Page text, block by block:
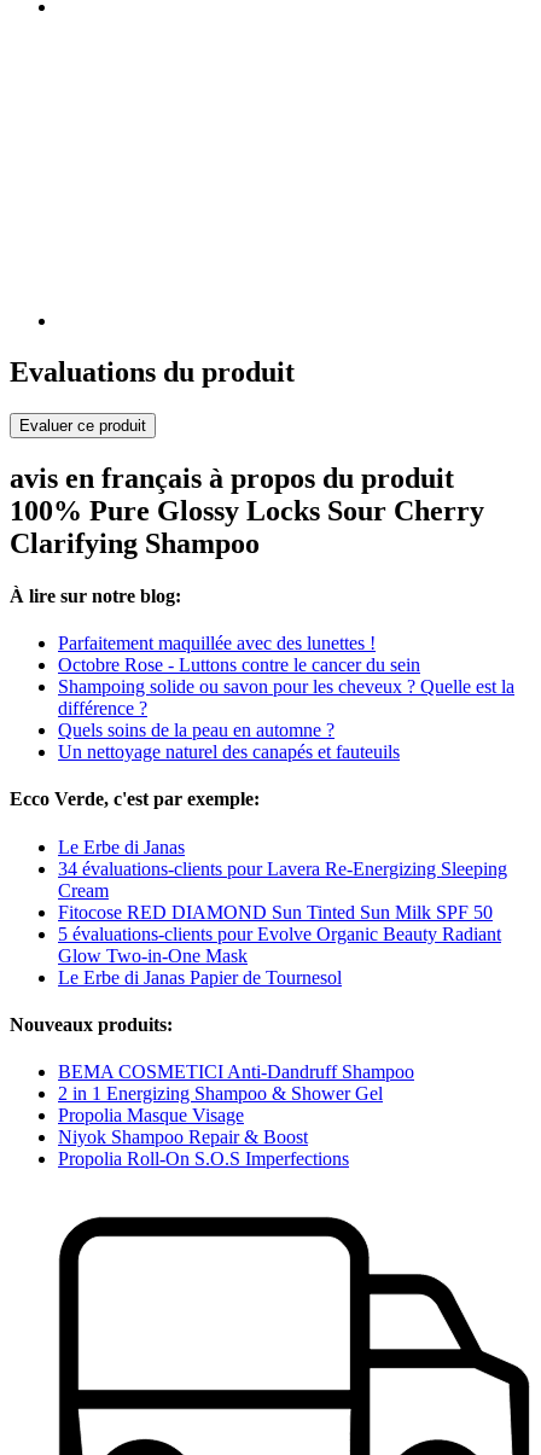
Evaluations du produit
Evaluer ce produit
avis en français à propos du produit
100% Pure Glossy Locks Sour Cherry
Clarifying Shampoo
À lire sur notre blog:
Parfaitement maquillée avec des lunettes !
Octobre Rose - Luttons contre le cancer du sein
Shampoing solide ou savon pour les cheveux ? Quelle est la
différence ?
Quels soins de la peau en automne ?
Un nettoyage naturel des canapés et fauteuils
Ecco Verde, c'est par exemple:
Le Erbe di Janas
34 évaluations-clients pour Lavera Re-Energizing Sleeping
Cream
Fitocose RED DIAMOND Sun Tinted Sun Milk SPF 50
5 évaluations-clients pour Evolve Organic Beauty Radiant
Glow Two-in-One Mask
Le Erbe di Janas Papier de Tournesol
Nouveaux produits:
BEMA COSMETICI Anti-Dandruff Shampoo
2 in 1 Energizing Shampoo & Shower Gel
Propolia Masque Visage
Niyok Shampoo Repair & Boost
Propolia Roll-On S.O.S Imperfections